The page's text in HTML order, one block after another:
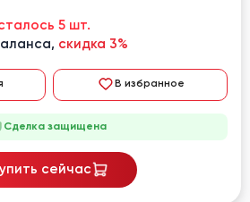
5 шт.
скидка 3%
В избранное
Сделка защищена
сейчас